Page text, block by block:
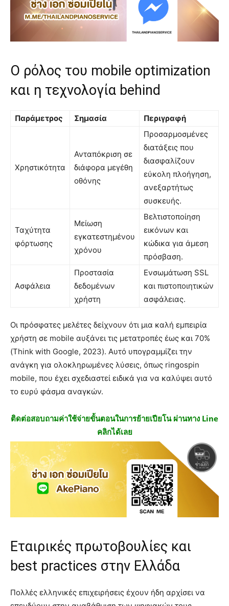
Ο ρόλος του mobile optimization
και η τεχνολογία behind
Παράμετρος Σημασία Περιγραφή
Χρηστικότητα
Ανταπόκριση σε
διάφορα μεγέθη
οθόνης
Προσαρμοσμένες
διατάξεις που
διασφαλίζουν
εύκολη πλοήγηση,
ανεξαρτήτως
συσκευής.
Ταχύτητα
φόρτωσης
Μείωση
εγκατεστημένου
χρόνου
Βελτιστοποίηση
εικόνων και
κώδικα για άμεση
πρόσβαση.
Ασφάλεια
Προστασία
δεδομένων
χρήστη
Ενσωμάτωση SSL
και πιστοποιητικών
ασφάλειας.
Οι πρόσφατες μελέτες δείχνουν ότι μια καλή εμπειρία
χρήστη σε mobile αυξάνει τις μετατροπές έως και 70%
(Think with Google, 2023). Αυτό υπογραμμίζει την
ανάγκη για ολοκληρωμένες λύσεις, όπως ringospin
mobile, που έχει σχεδιαστεί ειδικά για να καλύψει αυτό
το ευρύ φάσμα αναγκών.
ติดต่อสอบถามค่าใช้จ่ายขั้นตอนในการย้ายเปียโน ผ่านทาง Line
คลิกได้เลย
Εταιρικές πρωτοβουλίες και
best practices στην Ελλάδα
Πολλές ελληνικές επιχειρήσεις έχουν ήδη αρχίσει να